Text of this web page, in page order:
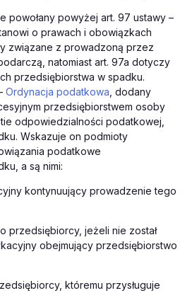
powołany powyżej art. 97 ustawy –
o prawach i obowiązkach
związane z prowadzoną przez
natomiast art. 97a dotyczy
przedsiębiorstwa w spadku.
Ordynacja podatkowa , dodany
przedsiębiorstwem osoby
odpowiedzialności podatkowej,
Wskazuje on podmioty
podatkowe
a są nimi:
kontynuujący prowadzenie tego
przedsiębiorcy, jeżeli nie został
obejmujący przedsiębiorstwo
któremu przysługuje